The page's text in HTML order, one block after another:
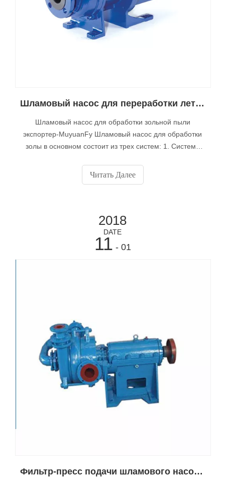
Шламовый насос для переработки летучей золы-Muyuan
Шламовый насос для обработки зольной пыли
экспортер-MuyuanFy Шламовый насос для обработки
золы в основном состоит из трех систем: 1. Система
бункера предварительного воздуховода и воздуховода,
бункер для электростатического осадителя подается в
Читать Далее
2018
DATE
11 - 01
Фильтр-пресс подачи шламового насоса оптом